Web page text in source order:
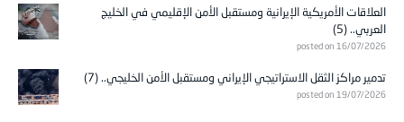
العلاقات الأمريكية الإيرانية ومستقبل الأمن الإقليمي في الخليج
العربي.. (5)
posted on 16/07/2026
تدمير مراكز الثقل الاستراتيجي الإيراني ومستقبل الأمن الخليجي.. (7)
posted on 19/07/2026